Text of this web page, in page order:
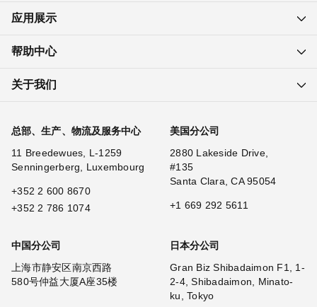
应用展示
帮助中心
关于我们
总部、生产、物流及服务中心
11 Breedewues, L-1259
Senningerberg, Luxembourg
+352 2 600 8670
+352 2 786 1074
美国分公司
2880 Lakeside Drive,
#135
Santa Clara, CA 95054
+1 669 292 5611
中国分公司
上海市静安区南京西路
580号仲益大厦A座35楼
日本分公司
Gran Biz Shibadaimon F1, 1-
2-4, Shibadaimon, Minato-
ku, Tokyo